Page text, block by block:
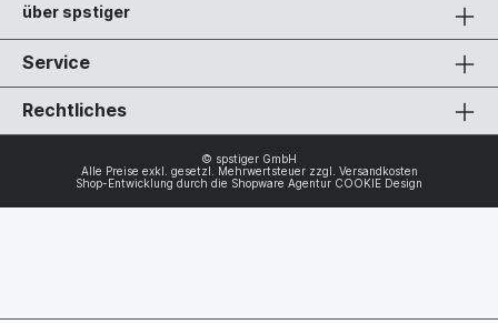
über spstiger
Service
Rechtliches
© spstiger GmbH
Alle Preise exkl. gesetzl. Mehrwertsteuer zzgl. Versandkosten
Shop-Entwicklung durch die Shopware Agentur COOKIE Design